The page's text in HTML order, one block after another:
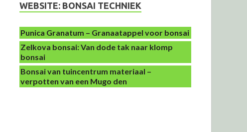
WEBSITE: BONSAI TECHNIEK
Punica Granatum – Granaatappel voor bonsai
Zelkova bonsai: Van dode tak naar klomp
bonsai
Bonsai van tuincentrum materiaal –
verpotten van een Mugo den